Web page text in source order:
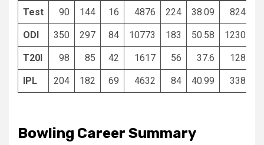
Test 90 144 16 4876 224 38.09 8248
ODI 350 297 84 10773 183 50.58 12303
T20I 98 85 42 1617 56 37.6 1282
IPL 204 182 69 4632 84 40.99 3387
Bowling Career Summary